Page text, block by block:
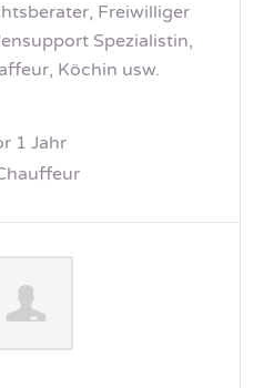
Freiwilliger
Spezialistin,
Köchin usw.
1 Jahr